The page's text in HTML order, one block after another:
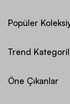
Popüler
Trend
Öne Çıkanlar